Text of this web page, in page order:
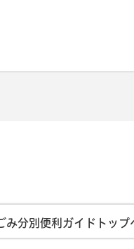
み分別便利ガイドトップ